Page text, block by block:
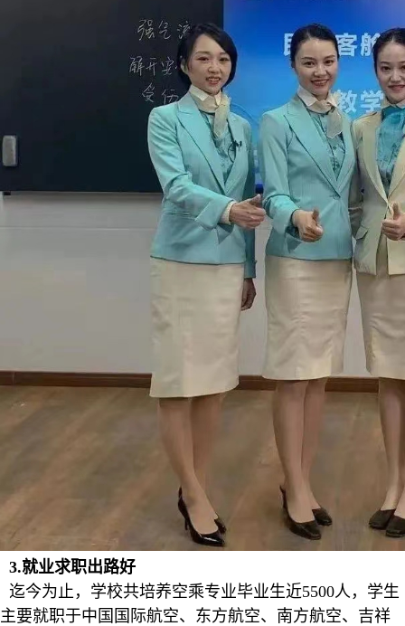
3.就业求职出路好
迄今为止，学校共培养空乘专业毕业生近5500人，学生
主要就职于中国国际航空、东方航空、南方航空、吉祥